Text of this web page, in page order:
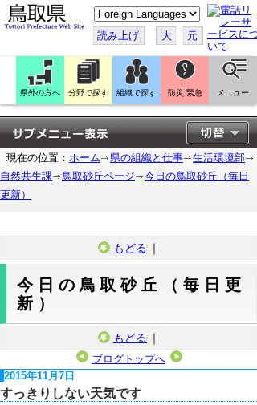
こ
の
ペ
ー
ジ
翻
訳
す
る
読み上げ 大 元
県外の方へ 分野で探す 組織で探す 防災 緊急 メニュー
現在の位置： ホーム 県の組織と仕事
生活環境部
自然共生課
鳥取砂丘ページ
今日の鳥取砂丘（毎日
更新）
もどる ｜
今日の鳥取砂丘（毎日更
新）
もどる ｜
ブログトップへ
2015年11月7日
すっきりしない天気です